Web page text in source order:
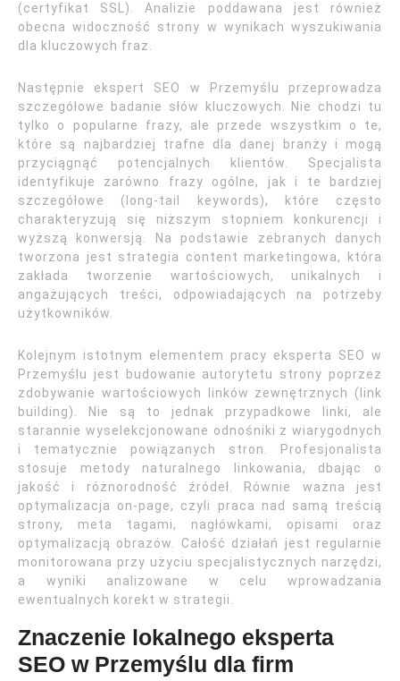
(certyfikat SSL). Analizie poddawana jest również
obecna widoczność strony w wynikach wyszukiwania
dla kluczowych fraz.
Następnie ekspert SEO w Przemyślu przeprowadza
szczegółowe badanie słów kluczowych. Nie chodzi tu
tylko o popularne frazy, ale przede wszystkim o te,
które są najbardziej trafne dla danej branży i mogą
przyciągnąć potencjalnych klientów. Specjalista
identyfikuje zarówno frazy ogólne, jak i te bardziej
szczegółowe (long-tail keywords), które często
charakteryzują się niższym stopniem konkurencji i
wyższą konwersją. Na podstawie zebranych danych
tworzona jest strategia content marketingowa, która
zakłada tworzenie wartościowych, unikalnych i
angażujących treści, odpowiadających na potrzeby
użytkowników.
Kolejnym istotnym elementem pracy eksperta SEO w
Przemyślu jest budowanie autorytetu strony poprzez
zdobywanie wartościowych linków zewnętrznych (link
building). Nie są to jednak przypadkowe linki, ale
starannie wyselekcjonowane odnośniki z wiarygodnych
i tematycznie powiązanych stron. Profesjonalista
stosuje metody naturalnego linkowania, dbając o
jakość i różnorodność źródeł. Równie ważna jest
optymalizacja on-page, czyli praca nad samą treścią
strony, meta tagami, nagłówkami, opisami oraz
optymalizacją obrazów. Całość działań jest regularnie
monitorowana przy użyciu specjalistycznych narzędzi,
a wyniki analizowane w celu wprowadzania
ewentualnych korekt w strategii.
Znaczenie lokalnego eksperta
SEO w Przemyślu dla firm